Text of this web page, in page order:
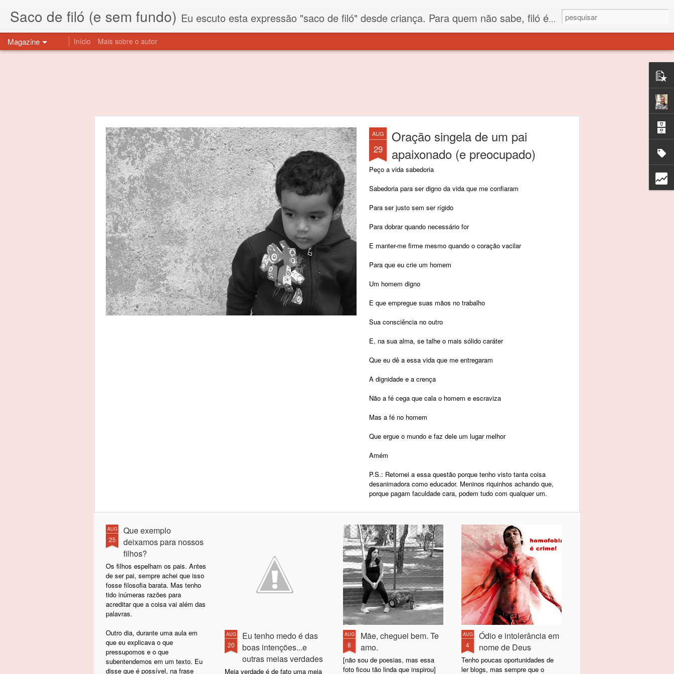
Saco de filó (e sem fundo) Eu escuto esta expressão "saco de filó" desde criança. Para quem não sabe, filó é um tecido todo furadinho e permite que um saco feito com ele, mesmo que muito exposto ao ar soprado para dentro, nunca vai se encher. Aí está o propósito deste nome... Para viver em sociedade tem que ter saco de filó.
Magazine Início Mais sobre o autor
AUG
29
Oração singela de um pai
apaixonado (e preocupado)
Peço a vida sabedoria
Sabedoria para ser digno da vida que me confiaram
Para ser justo sem ser rígido
Para dobrar quando necessário for
E manter-me firme mesmo quando o coração vacilar
Para que eu crie um homem
Um homem digno
E que empregue suas mãos no trabalho
Sua consciência no outro
E, na sua alma, se talhe o mais sólido caráter
Que eu dê a essa vida que me entregaram
A dignidade e a crença
Não a fé cega que cala o homem e escraviza
Mas a fé no homem
Que ergue o mundo e faz dele um lugar melhor
Amém
P.S.: Retornei a essa questão porque tenho visto tanta coisa
desanimadora como educador. Meninos riquinhos achando que,
porque pagam faculdade cara, podem tudo com qualquer um.
AUG
25
Que exemplo
deixamos para nossos
filhos?
Os filhos espelham os pais. Antes
de ser pai, sempre achei que isso
fosse filosofia barata. Mas tenho
tido inúmeras razões para
acreditar que a coisa vai além das
palavras.
Outro dia, durante uma aula em
que eu explicava o que
pressupomos e o que
subentendemos em um texto. Eu
disse que é possível, na frase
AUG
20
Eu tenho medo é das
boas intenções...e
outras meias verdades
Meia verdade é de fato uma meia
AUG
8
Mãe, cheguei bem. Te
amo.
[não sou de poesias, mas essa
foto ficou tão linda que inspirou]
AUG
4
Ódio e intolerância em
nome de Deus
Tenho poucas oportunidades de
ler blogs, mas sempre que o